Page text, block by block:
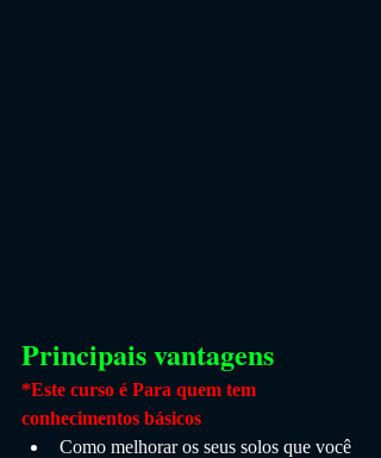
Principais vantagens
*Este curso é Para quem tem
conhecimentos básicos
Como melhorar os seus solos que você